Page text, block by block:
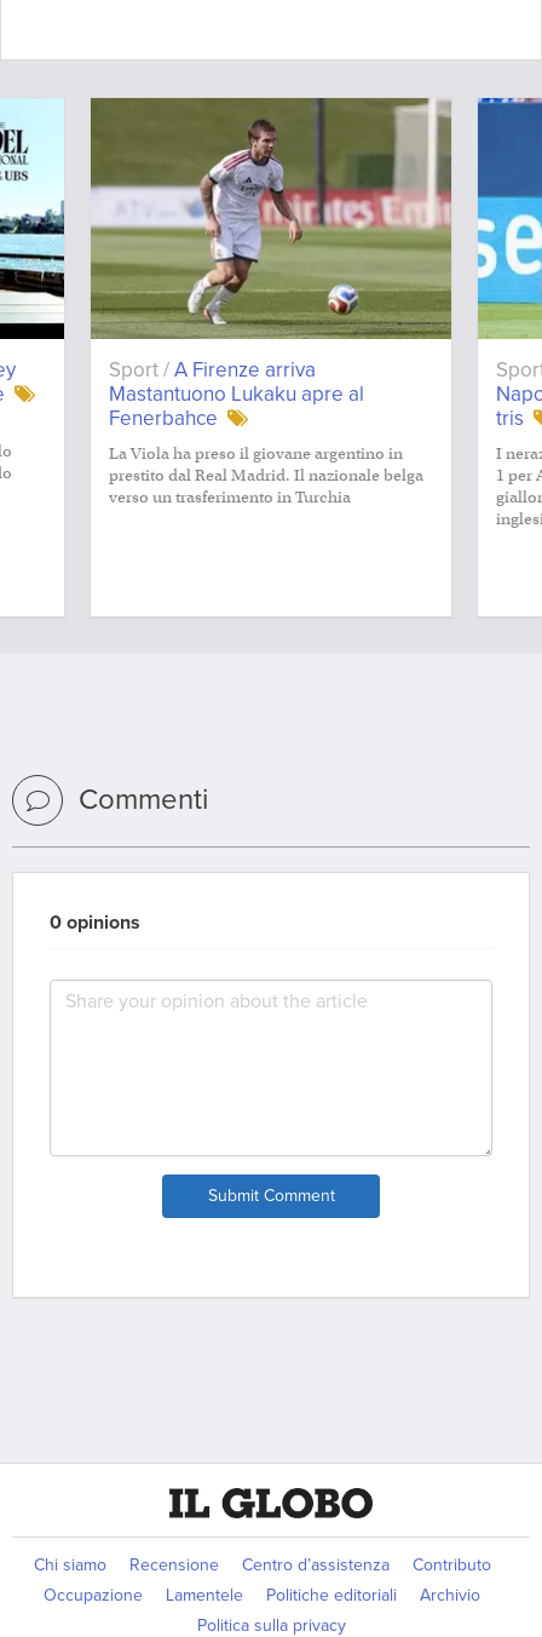
Sport /A Firenze arriva
Mastantuono Lukaku apre al
Fenerbahce
La Viola ha preso il giovane argentino in
prestito dal Real Madrid. Il nazionale belga
verso un trasferimento in Turchia
tris
I
1 per
Commenti
0 opinions
Submit Comment
Chi siamo Recensione Centro d’assistenza
Contributo
Occupazione
Lamentele Politiche editoriali
Archivio
Politica sulla privacy